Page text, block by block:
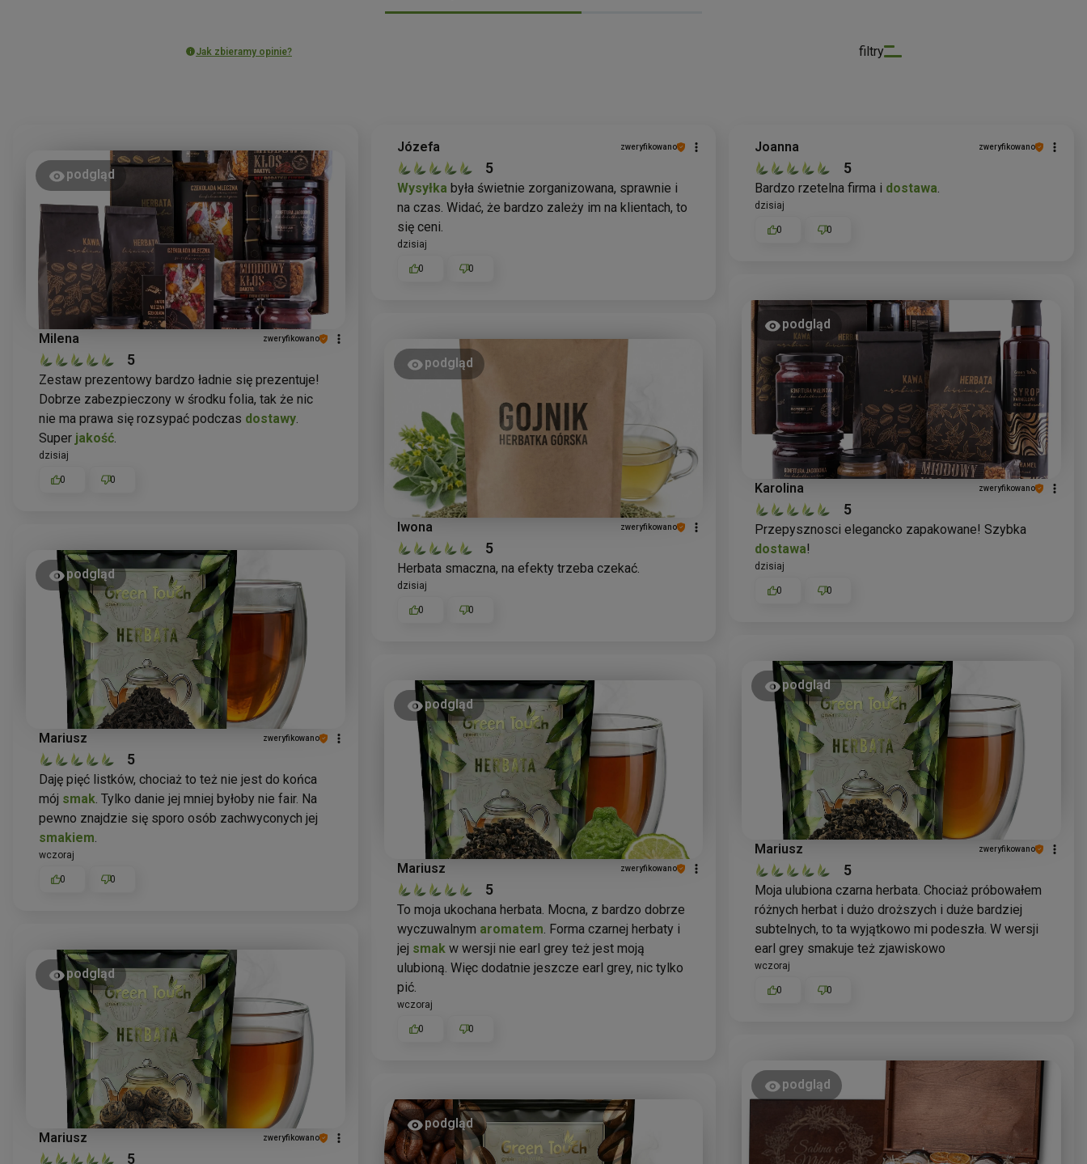
filtry
Jak zbieramy opinie?
podgląd
Milena zweryfikowano
5
Zestaw prezentowy bardzo ładnie się prezentuje!
Dobrze zabezpieczony w środku folia, tak że nic
nie ma prawa się rozsypać podczas dostawy.
Super jakość.
dzisiaj
0 0
Józefa zweryfikowano
5
Wysyłka była świetnie zorganizowana, sprawnie i
na czas. Widać, że bardzo zależy im na klientach, to
się ceni.
dzisiaj
0 0
Joanna zweryfikowano
5
Bardzo rzetelna firma i dostawa.
dzisiaj
0 0
podgląd
Karolina zweryfikowano
5
Przepysznosci elegancko zapakowane! Szybka
dostawa!
dzisiaj
0 0
podgląd
Iwona zweryfikowano
5
Herbata smaczna, na efekty trzeba czekać.
dzisiaj
0 0
podgląd
Mariusz zweryfikowano
5
Daję pięć listków, chociaż to też nie jest do końca
mój smak. Tylko danie jej mniej byłoby nie fair. Na
pewno znajdzie się sporo osób zachwyconych jej
smakiem.
wczoraj
0 0
podgląd
Mariusz zweryfikowano
5
Moja ulubiona czarna herbata. Chociaż próbowałem
różnych herbat i dużo droższych i duże bardziej
subtelnych, to ta wyjątkowo mi podeszła. W wersji
earl grey smakuje też zjawiskowo
wczoraj
0 0
podgląd
Mariusz zweryfikowano
5
To moja ukochana herbata. Mocna, z bardzo dobrze
wyczuwalnym aromatem. Forma czarnej herbaty i
jej smakw wersji nie earl grey też jest moją
ulubioną. Więc dodatnie jeszcze earl grey, nic tylko
pić.
wczoraj
0 0
podgląd
Mariusz zweryfikowano
5
podgląd
podgląd